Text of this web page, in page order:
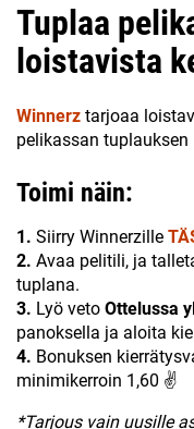
Tuplaa
loistavista
Winnerz tarjoaa
pelikassan tuplauksen
Toimi näin:
1. Siirry Winnerzille
2. Avaa pelitili, ja
tuplana.
3. Lyö veto Ottelussa
panoksella ja aloita
4. Bonuksen
minimikerroin 1,60 ✌
*Tarjous vain uusille